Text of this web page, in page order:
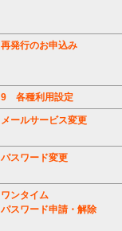
再発行のお申込み
9 各種利用設定
メールサービス変更
パスワード変更
ワンタイム
パスワード申請・解除